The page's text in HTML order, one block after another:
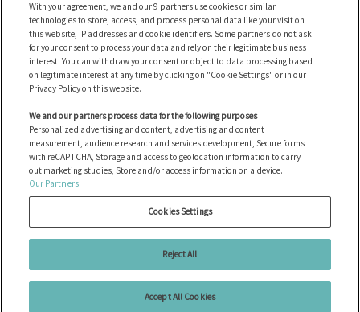
Volkswagen
BMW
Voir toutes les marques
Help center
FAQ
Contact us
Copyright © 2026 Ayvens Carmarket. All Rights Reserved.
Politique de cookies
Mentions légales
Tous les véhicules
With your agreement, we and our 9 partners use cookies or similar
technologies to store, access, and process personal data like your visit on
this website, IP addresses and cookie identifiers. Some partners do not ask
for your consent to process your data and rely on their legitimate business
interest. You can withdraw your consent or object to data processing based
on legitimate interest at any time by clicking on "Cookie Settings" or in our
Privacy Policy on this website.
We and our partners process data for the following purposes
Personalized advertising and content, advertising and content
measurement, audience research and services development, Secure forms
with reCAPTCHA, Storage and access to geolocation information to carry
out marketing studies, Store and/or access information on a device.
Our Partners
Cookies Settings
Reject All
Accept All Cookies